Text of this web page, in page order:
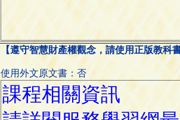
【遵守智慧財產權觀念，請使用正版教科
使用外文原文書：否